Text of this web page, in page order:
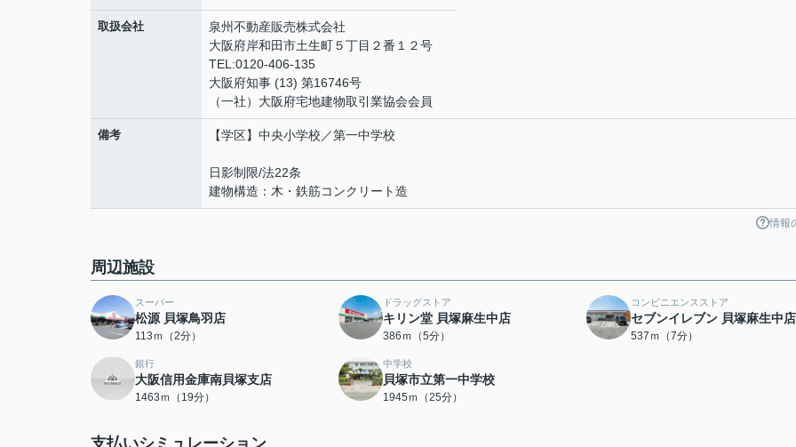
取扱会社
泉州不動産販売株式会社
大阪府岸和田市土生町５丁目２番１２号
TEL:0120-406-135
大阪府知事 (13) 第16746号
（一社）大阪府宅地建物取引業協会会員
備考 【学区】中央小学校／第一中学校
日影制限/法22条
建物構造：木・鉄筋コンクリート造
情報
周辺施設
スーパー
松源 貝塚鳥羽店
113ｍ（2分）
ドラッグストア
キリン堂 貝塚麻生中店
386ｍ（5分）
コンビニエンスストア
セブンイレブン 貝塚麻生中店
537ｍ（7分）
銀行
大阪信用金庫南貝塚支店
1463ｍ（19分）
中学校
貝塚市立第一中学校
1945ｍ（25分）
支払いシミュレーション